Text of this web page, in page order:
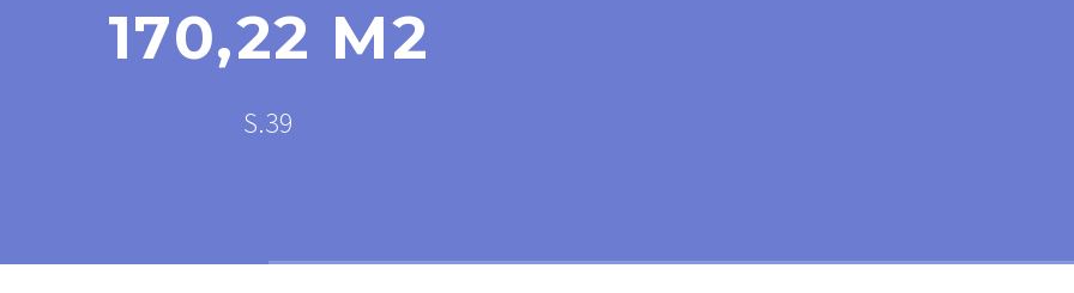
170,22 M2
S.39